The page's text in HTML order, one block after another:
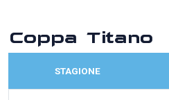
Coppa Titano
STAGIONE